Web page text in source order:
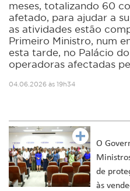
meses, totalizando 60
afetado, para ajudar a
as atividades estão
Primeiro Ministro, num
esta tarde, no Palácio
operadoras afectadas
04.06.2026 às 19h34
O
de
às